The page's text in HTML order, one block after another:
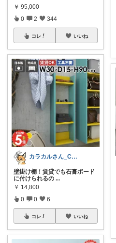
￥ 95,000
0 2 344
コレ いいね
カラカルさん_CRCL😺朝コレ4時
壁掛け棚！賃貸でも石膏ボード
に付けられるの ...
￥ 14,800
0 0 6
コレ いいね